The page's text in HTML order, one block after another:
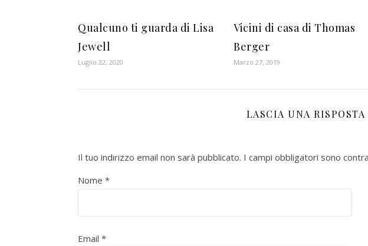
Qualcuno ti guarda di Lisa
Jewell
Luglio 22, 2020
Vicini di casa di Thomas
Berger
Marzo 27, 2019
LASCIA UNA RISPOSTA
Il tuo indirizzo email non sarà pubblicato. I campi obbligatori sono
Nome *
Email *